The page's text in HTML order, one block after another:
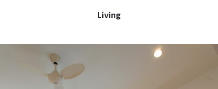
Living